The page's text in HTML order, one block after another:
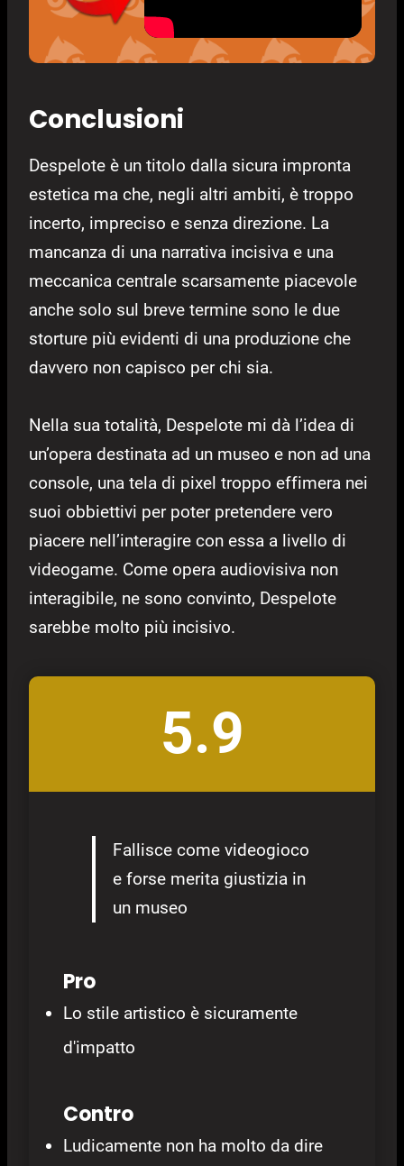
Conclusioni
Despelote è un titolo dalla sicura impronta
estetica ma che, negli altri ambiti, è troppo
incerto, impreciso e senza direzione. La
mancanza di una narrativa incisiva e una
meccanica centrale scarsamente piacevole
anche solo sul breve termine sono le due
storture più evidenti di una produzione che
davvero non capisco per chi sia.
Nella sua totalità, Despelote mi dà l’idea di
un’opera destinata ad un museo e non ad una
console, una tela di pixel troppo effimera nei
suoi obbiettivi per poter pretendere vero
piacere nell’interagire con essa a livello di
videogame. Come opera audiovisiva non
interagibile, ne sono convinto, Despelote
sarebbe molto più incisivo.
5.9
Fallisce come videogioco
e forse merita giustizia in
un museo
Pro
Lo stile artistico è sicuramente
d'impatto
Contro
Ludicamente non ha molto da dire